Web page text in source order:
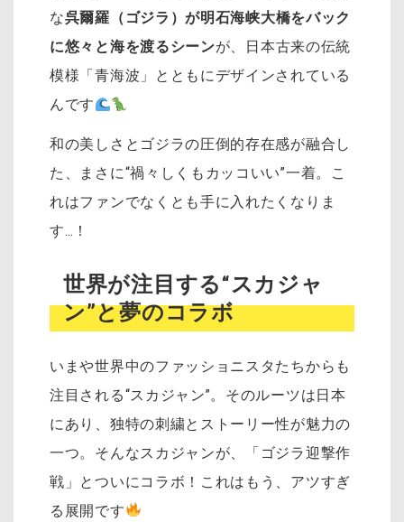
な呉爾羅（ゴジラ）が明石海峡大橋をバック
に悠々と海を渡るシーンが、日本古来の伝統
模様「青海波」とともにデザインされている
んです
和の美しさとゴジラの圧倒的存在感が融合し
た、まさに“禍々しくもカッコいい”一着。こ
れはファンでなくとも手に入れたくなりま
す…！
世界が注目する“スカジャ
ン”と夢のコラボ
いまや世界中のファッショニスタたちからも
注目される“スカジャン”。そのルーツは日本
にあり、独特の刺繍とストーリー性が魅力の
一つ。そんなスカジャンが、「ゴジラ迎撃作
戦」とついにコラボ！これはもう、アツすぎ
る展開です